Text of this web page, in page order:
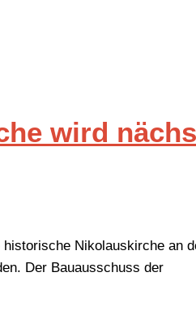
wird
Nikolauskirche an
Der Bauausschuss der